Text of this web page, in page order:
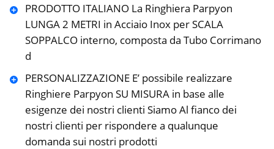
PRODOTTO ITALIANO La Ringhiera Parpyon
LUNGA 2 METRI in Acciaio Inox per SCALA
SOPPALCO interno, composta da Tubo Corrimano
d
PERSONALIZZAZIONE E’ possibile realizzare
Ringhiere Parpyon SU MISURA in base alle
esigenze dei nostri clienti Siamo Al fianco dei
nostri clienti per rispondere a qualunque
domanda sui nostri prodotti